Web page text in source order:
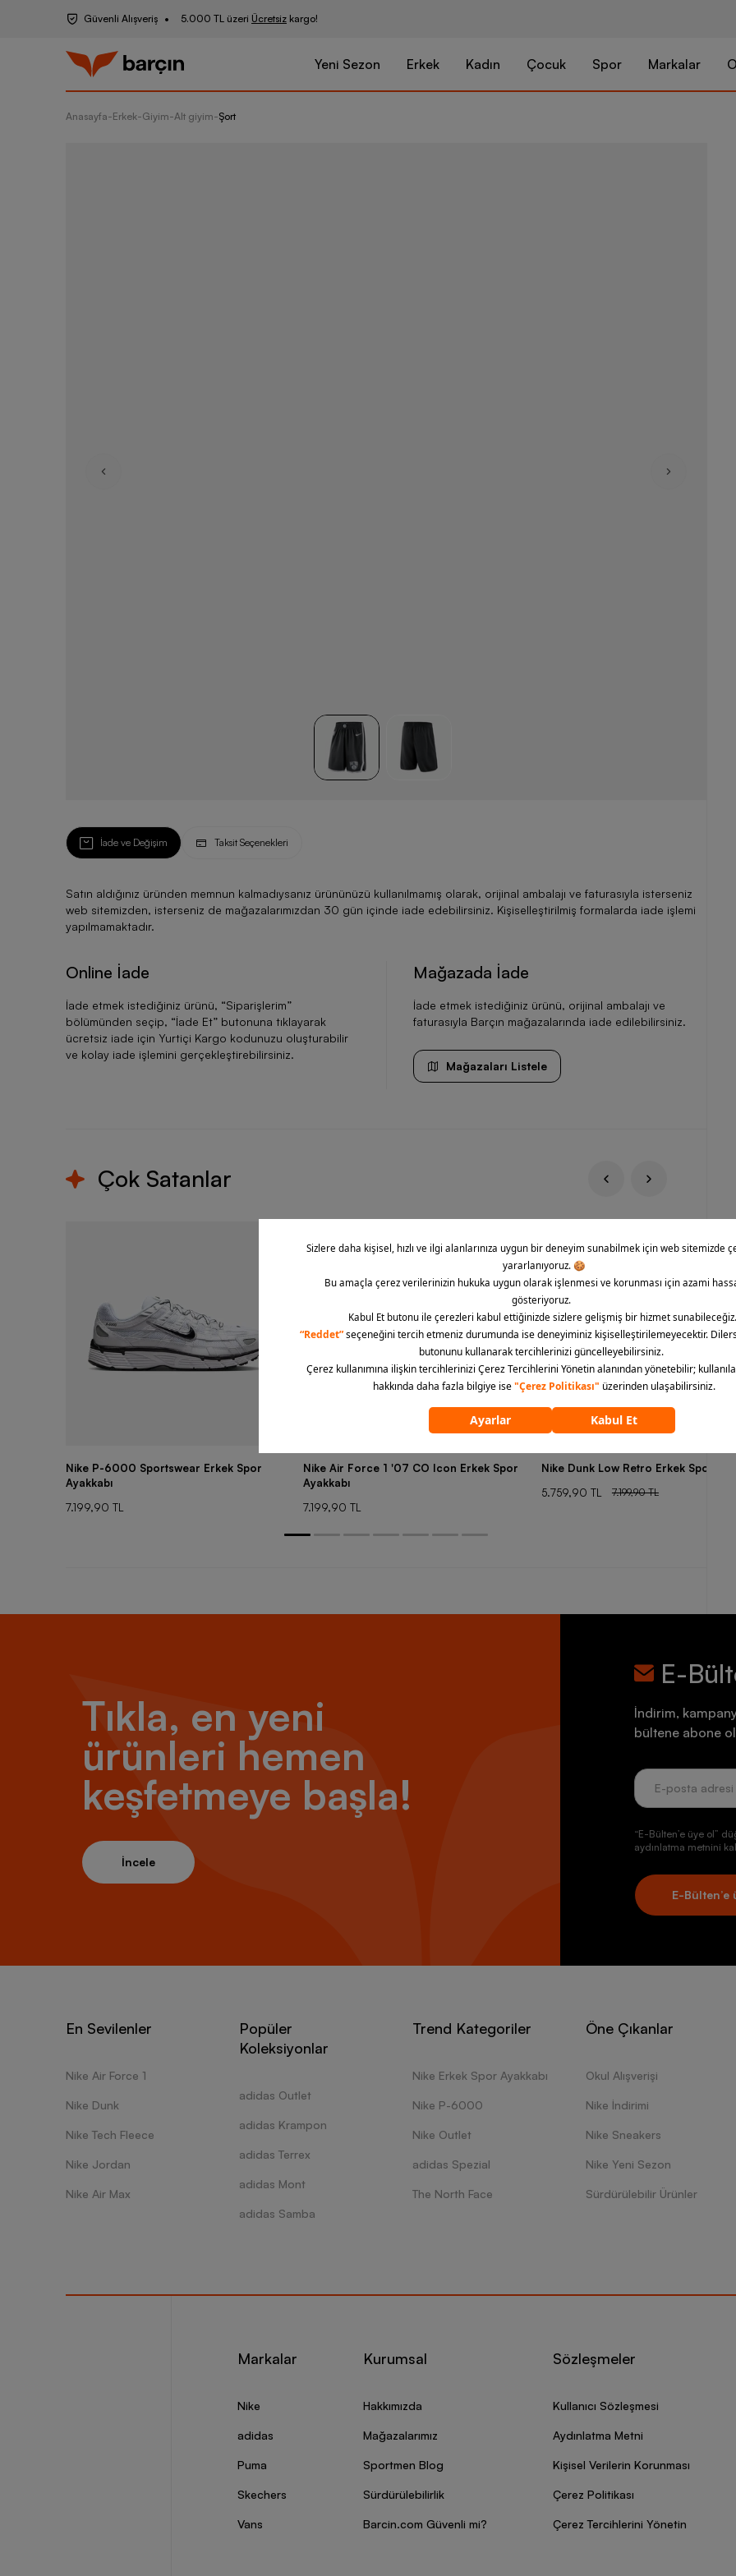
Güvenli Alışveriş 5.000 TL üzeri Ücretsiz kargo!
Yeni Sezon Erkek Kadın Çocuk Spor Markalar
Anasayfa-Erkek-Giyim-Alt giyim-Şort
Nike
İade ve Değişim Taksit Seçenekleri
Satın aldığınız üründen memnun kalmadıysanız ürününüzü kullanılmamış olarak, orijinal ambalajı ve faturasıyla isterseniz
web sitemizden, isterseniz de mağazalarımızdan 30 gün içinde iade edebilirsiniz. Kişiselleştirilmiş formalarda iade işlemi
yapılmamaktadır.
Online İade
İade etmek istediğiniz ürünü, “Siparişlerim”
bölümünden seçip, “İade Et” butonuna tıklayarak
ücretsiz iade için Yurtiçi Kargo kodunuzu oluşturabilir
ve kolay iade işlemini gerçekleştirebilirsiniz.
Mağazada İade
İade etmek istediğiniz ürünü, orijinal ambalajı ve
faturasıyla Barçın mağazalarında iade edilebilirsiniz.
Mağazaları Listele
Çok Satanlar
Nike P-6000 Sportswear Erkek Spor
Ayakkabı
7.199,90 TL
Nike Air Force 1 '07 CO Icon Erkek Spor
Ayakkabı
7.199,90 TL
Nike Dunk Low Retro Erkek Spor
5.759,90 TL
7.199,90 TL
Tıkla, en yeni
ürünleri hemen
keşfetmeye başla!
İncele
E-
İndirim,
bültene abone
“E-Bülten’e üye ol”
aydınlatma metnini
E-Bülten’e
En Sevilenler
Nike Air Force 1
Nike Dunk
Nike Tech Fleece
Nike Jordan
Nike Air Max
Popüler
Koleksiyonlar
adidas Outlet
adidas Krampon
adidas Terrex
adidas Mont
adidas Samba
Trend Kategoriler
Nike Erkek Spor Ayakkabı
Nike P-6000
Nike Outlet
adidas Spezial
The North Face
Öne Çıkanlar
Okul Alışverişi
Nike İndirimi
Nike Sneakers
Nike Yeni Sezon
Sürdürülebilir Ürünler
Markalar
Nike
adidas
Puma
Skechers
Vans
Kurumsal
Hakkımızda
Mağazalarımız
Sportmen Blog
Sürdürülebilirlik
Barcin.com Güvenli mi?
Sözleşmeler
Kullanıcı Sözleşmesi
Aydınlatma Metni
Kişisel Verilerin Korunması
Çerez Politikası
Çerez Tercihlerini Yönetin